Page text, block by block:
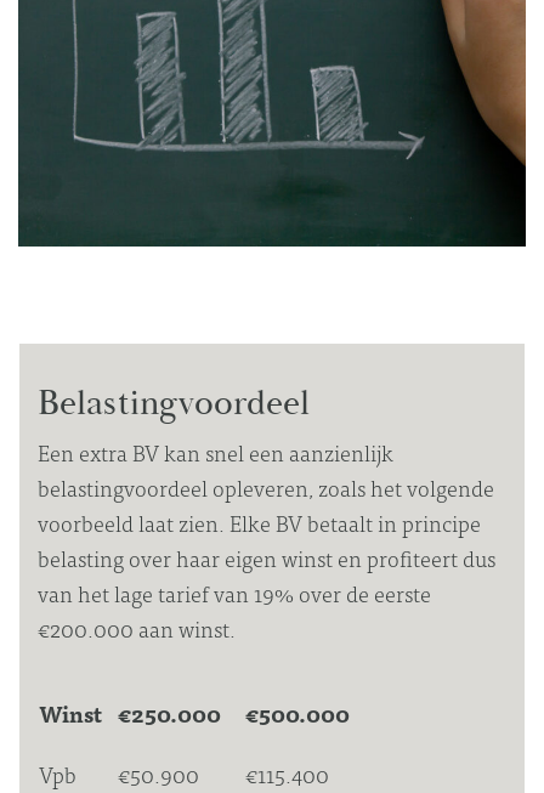
Belastingvoordeel
Een extra BV kan snel een aanzienlijk
belastingvoordeel opleveren, zoals het volgende
voorbeeld laat zien. Elke BV betaalt in principe
belasting over haar eigen winst en profiteert dus
van het lage tarief van 19% over de eerste
€200.000 aan winst.
Winst €250.000
€500.000
Vpb
€50.900
€115.400